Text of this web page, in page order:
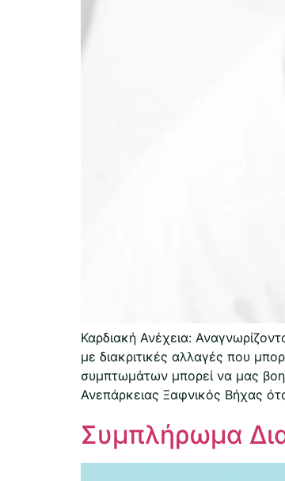
Καρδιακή Ανέχεια:
με διακριτικές αλλαγές που
συμπτωμάτων μπορεί να μας
Ανεπάρκειας Ξαφνικός Βήχας
Συμπλήρωμα